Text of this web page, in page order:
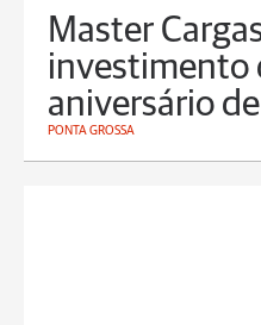
Master
investimento
aniversário de
PONTA GROSSA